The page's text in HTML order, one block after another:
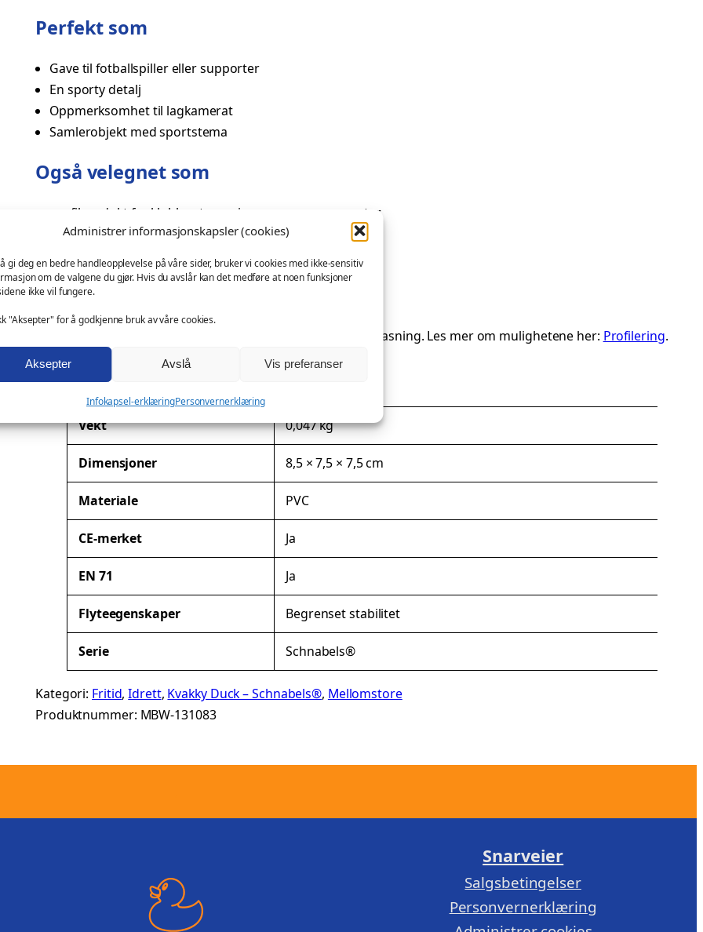
Administrer informasjonskapsler (cookies)
gi deg en bedre handleopplevelse på våre sider, bruker vi cookies med ikke-sensitiv
om de valgene du gjør. Hvis du avslår kan det medføre at noen funksjoner
ikke vil fungere.
"Aksepter" for å godkjenne bruk av våre cookies.
Aksepter Avslå Vis preferanser
Infokapsel-erklæringPersonvernerklæring
l
s
p
i
l
e
a
k
k
D
u
k
Perfekt som
Gave til fotballspiller eller supporter
En sporty detalj
Oppmerksomhet til lagkamerat
Samlerobjekt med sportstema
Også velegnet som
profilprodukt for klubber, turneringer og arrangementer
messeartikkel og kampanjeprodukt
kundegave – med eller uten logo
Ønsker du profilering?
Denne modellen kan leveres med firmalogo eller spesialtilpasning. Les mer om mulighetene her: Profilering.
Tilleggsinformasjon
A
t
t
r
i
b
t
t
e
r
V
e
i
Vekt 0,047 kg
Dimensjoner 8,5 × 7,5 × 7,5 cm
Materiale PVC
CE-merket Ja
EN 71 Ja
Flyteegenskaper Begrenset stabilitet
Serie Schnabels®
Kategori: Fritid, Idrett, Kvakky Duck – Schnabels®, Mellomstore
Produktnummer: MBW-131083
Snarveier
Salgsbetingelser
Personvernerklæring